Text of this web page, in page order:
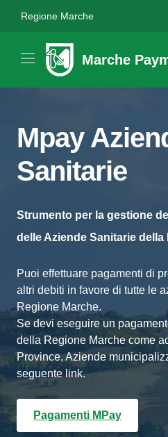
Regione Marche
Marche
Mpay
Sanitarie
Strumento per la gestione
delle Aziende Sanitarie della
Puoi effettuare pagamenti di
altri debiti in favore di tutte le
Regione Marche.
Se devi eseguire un
della Regione Marche come
Province, Aziende
seguente link.
Pagamenti MPay